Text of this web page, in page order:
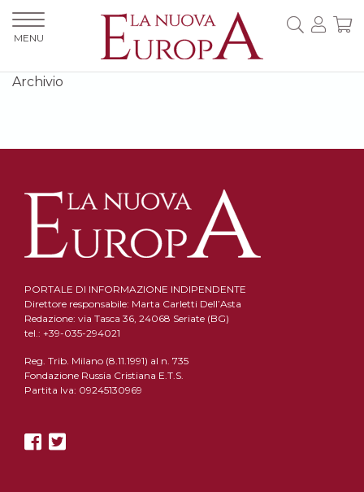
Archivio
PORTALE DI INFORMAZIONE INDIPENDENTE
Direttore responsabile: Marta Carletti Dell’Asta
Redazione: via Tasca 36, 24068 Seriate (BG)
tel.: +39-035-294021
Reg. Trib. Milano (8.11.1991) al n. 735
Fondazione Russia Cristiana E.T.S.
Partita Iva: 09245130969
MENU